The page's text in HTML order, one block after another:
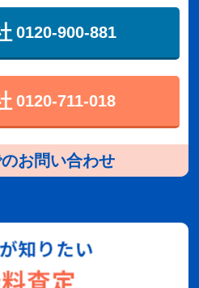
0120-900-881
0120-711-018
お問い合わせ